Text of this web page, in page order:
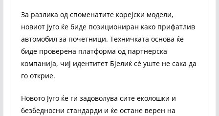
За разлика од споменатите корејски модели,
новиот Југо ќе биде позициониран како прифатлив
автомобил за почетници. Техничката основа ќе
биде проверена платформа од партнерска
компанија, чиј идентитет Бјелиќ сè уште не сака да
го открие.
Новото Југо ќе ги задоволува сите еколошки и
безбедносни стандарди и ќе остане верен на